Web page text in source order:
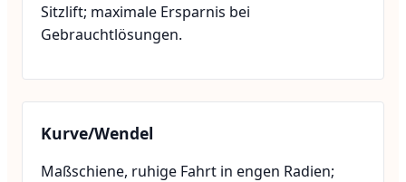
Sitzlift; maximale Ersparnis bei
Gebrauchtlösungen.
Kurve/Wendel
Maßschiene, ruhige Fahrt in engen Radien;